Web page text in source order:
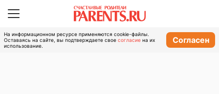
На информационном ресурсе применяются cookie-файлы.
Оставаясь на сайте, вы подтверждаете свое согласие на их
использование.
Согласен